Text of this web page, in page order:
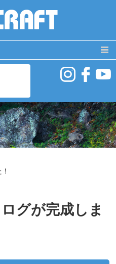
取扱説明書
MANUAL
MOVIE
お問い合わせ
CONTACT
グが完成しま
グが完成しま